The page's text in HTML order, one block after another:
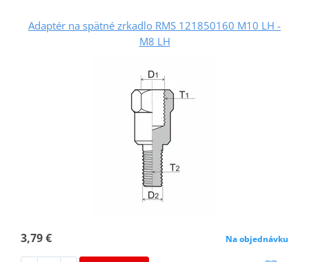
Adaptér na spätné zrkadlo RMS 121850160 M10 LH -
M8 LH
3,79 € Na objednávku